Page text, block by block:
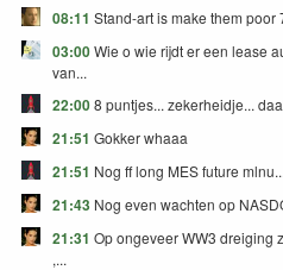
08:11 Stand-art is make them
03:00Wie o wie rijdt er een lease
van...
22:008 puntjes... zekerheidje...
21:51 Gokker whaaa
21:51 Nog ff long MES future
21:43 Nog even wachten op
21:31 Op ongeveer WW3 dreiging
,...